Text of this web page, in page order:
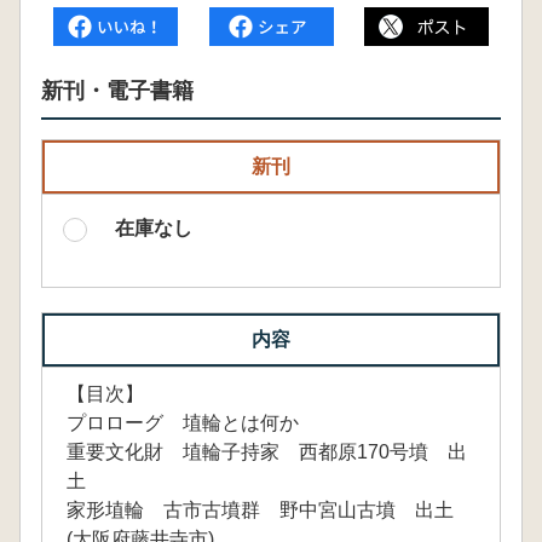
新刊・電子書籍
新刊
在庫なし
内容
【目次】
プロローグ 埴輪とは何か
重要文化財 埴輪子持家 西都原170号墳 出
土
家形埴輪 古市古墳群 野中宮山古墳 出土